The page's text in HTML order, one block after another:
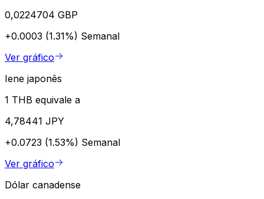
0,0224704 GBP
+0.0003 (1.31%) Semanal
Ver gráfico
Iene japonês
1 THB equivale a
4,78441 JPY
+0.0723 (1.53%) Semanal
Ver gráfico
Dólar canadense